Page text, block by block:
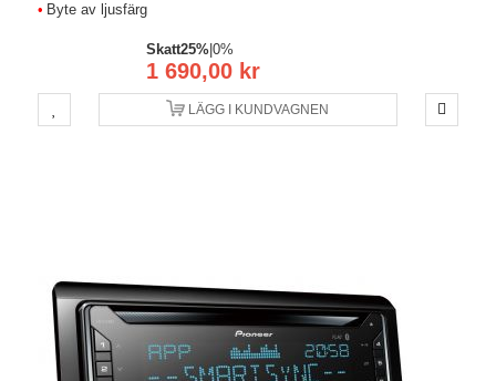
Byte av ljusfärg
1 690,00 kr
Skatt25% 0%
LÄGG I KUNDVAGNEN